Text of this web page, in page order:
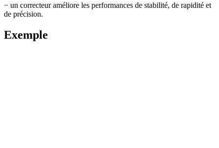
− un correcteur améliore les performances de stabilité, de rapidité et
de précision.
Exemple